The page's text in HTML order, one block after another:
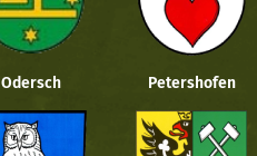
Odersch Petershofen